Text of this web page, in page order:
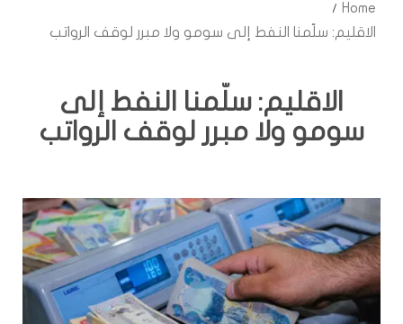
Home
الاقليم: سلّمنا النفط إلى سومو ولا مبرر لوقف الرواتب
الاقليم: سلّمنا النفط إلى
سومو ولا مبرر لوقف الرواتب